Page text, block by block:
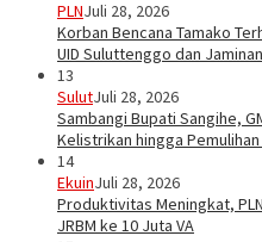
PLNJuli 28, 2026
Korban Bencana Tamako
UID Suluttenggo dan
13
SulutJuli 28, 2026
Sambangi Bupati Sangihe,
Kelistrikan hingga
14
EkuinJuli 28, 2026
Produktivitas Meningkat,
JRBM ke 10 Juta VA